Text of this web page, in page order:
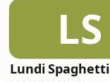
LS
Lundi Spaghetti